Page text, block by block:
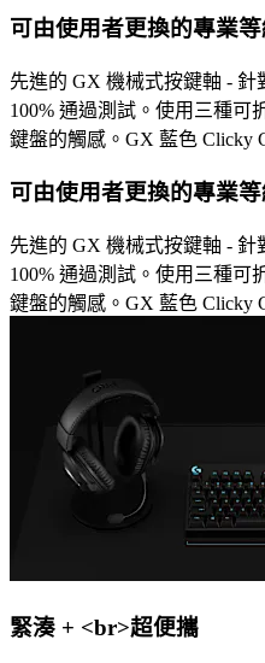
可由使用者更換的專業
先進的 GX 機械式按鍵軸 -
100% 通過測試。使用三種可
鍵盤的觸感。GX 藍色 Clicky
可由使用者更換的專業
先進的 GX 機械式按鍵軸 -
100% 通過測試。使用三種可
鍵盤的觸感。GX 藍色 Clicky
緊湊 + <br>超便攜